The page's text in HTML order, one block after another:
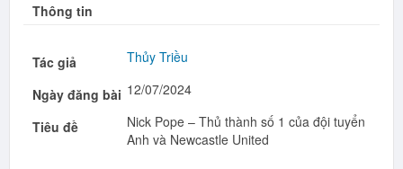
Thông tin
Tác giả Thủy Triều
Ngày đăng bài 12/07/2024
Tiêu đề
Nick Pope – Thủ thành số 1 của đội tuyển
Anh và Newcastle United